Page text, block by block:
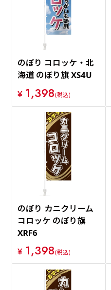
のぼり コロッケ・北
海道 のぼり旗 XS4U
¥ 1,398(税込)
のぼり カニクリーム
コロッケ のぼり旗
XRF6
¥ 1,398(税込)